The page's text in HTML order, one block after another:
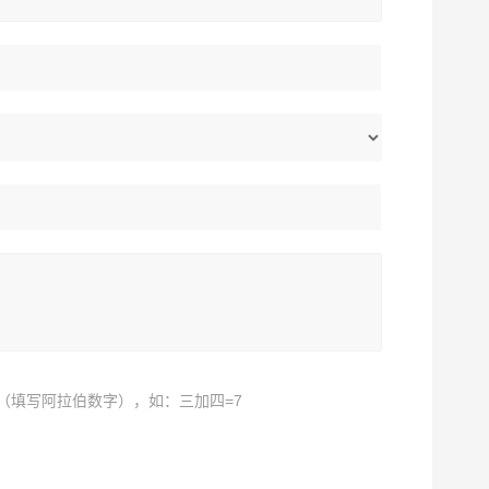
填写阿拉伯数字），如：三加四=7